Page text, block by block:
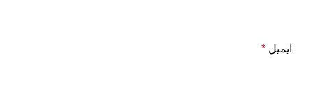
ایمیل *